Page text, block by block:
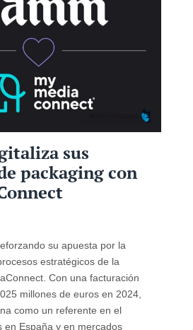
sus
packaging con
su apuesta por la
estratégicos de la
Con una facturación
millones de euros en 2024,
como un referente en el
en España y en mercados